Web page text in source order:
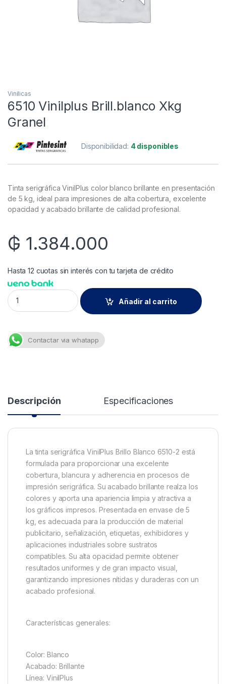
Vinilicas
6510 Vinilplus Brill.blanco Xkg
Granel
Disponibilidad: 4 disponibles
Tinta serigráfica VinilPlus color blanco brillante en presentación
de 5 kg, ideal para impresiones de alta cobertura, excelente
opacidad y acabado brillante de calidad profesional.
₲ 1.384.000
Hasta 12 cuotas sin interés con tu tarjeta de crédito
6510 Vinilplus Brill.blanco Xkg Granel quantity
Añadir al carrito
Contactar via whatapp
Descripción Especificaciones
La tinta serigráfica VinilPlus Brillo Blanco 6510-2 está
formulada para proporcionar una excelente
cobertura, blancura y adherencia en procesos de
impresión serigráfica. Su acabado brillante realza los
colores y aporta una apariencia limpia y atractiva a
los gráficos impresos. Presentada en envase de 5
kg, es adecuada para la producción de material
publicitario, señalización, etiquetas, exhibidores y
aplicaciones industriales sobre sustratos
compatibles. Su alta opacidad permite obtener
resultados uniformes y de gran impacto visual,
garantizando impresiones nítidas y duraderas con un
acabado profesional.
Características generales:
Color: Blanco
Acabado: Brillante
Línea: VinilPlus